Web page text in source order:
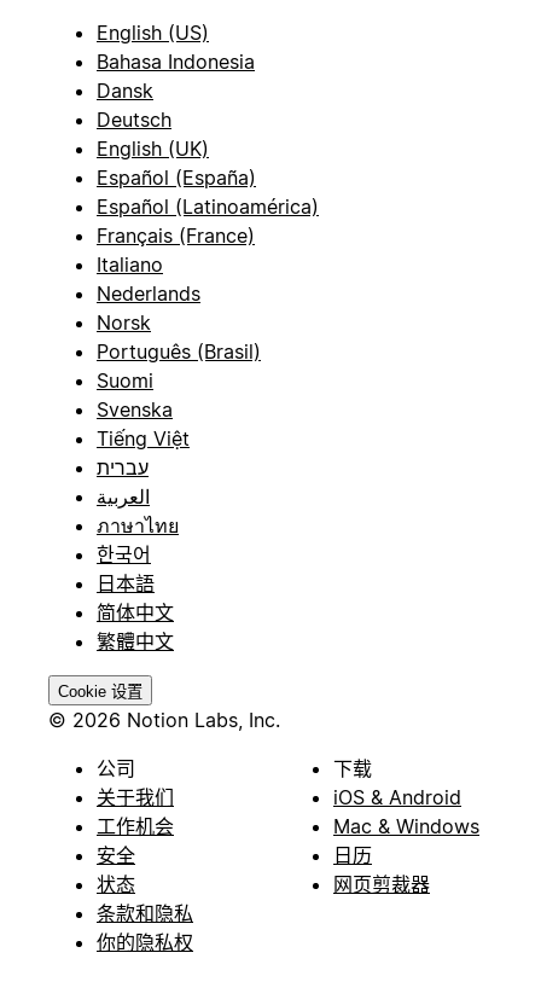
English (US)
Bahasa Indonesia
Dansk
Deutsch
English (UK)
Español (España)
Español (Latinoamérica)
Français (France)
Italiano
Nederlands
Norsk
Português (Brasil)
Suomi
Svenska
Tiếng Việt
עברית
العربية
ภาษาไทย
한국어
日本語
简体中文
繁體中文
Cookie 设置
© 2026 Notion Labs, Inc.
公司
关于我们
工作机会
安全
状态
条款和隐私
你的隐私权
下载
iOS & Android
Mac & Windows
日历
网页剪裁器